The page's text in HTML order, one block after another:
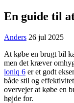
En guide til
Anders 26 jul 2025
At købe en brugt bil
men det kræver
ioniq 6 er et godt
både stil og
overvejer at købe en
højde for.